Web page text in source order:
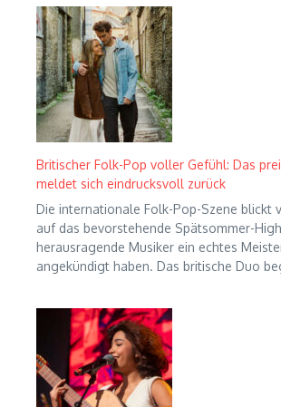
Britischer Folk-Pop voller Gefühl: Das
meldet sich eindrucksvoll zurück
Die internationale Folk-Pop-Szene blickt
auf das bevorstehende Spätsommer-
herausragende Musiker ein echtes
angekündigt haben. Das britische Duo